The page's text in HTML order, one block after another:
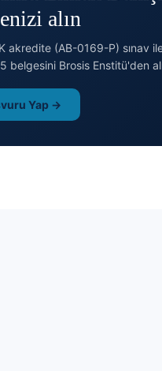
alın
akredite (AB-0169-P) sınav
belgesini Brosis Enstitü'den
Yap →